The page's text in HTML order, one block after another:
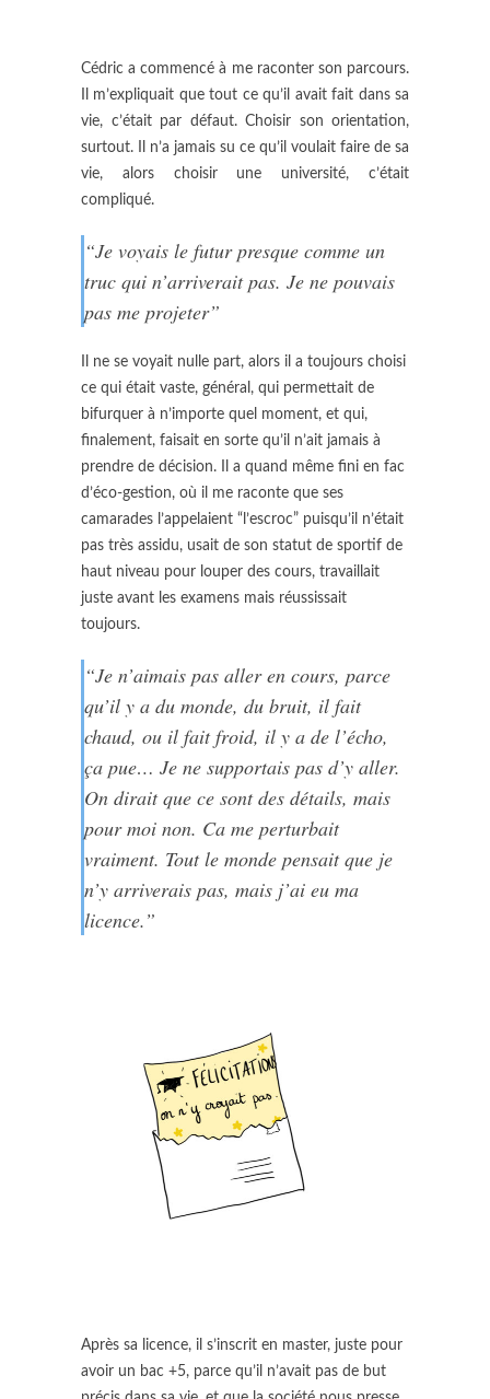
Cédric a commencé à me raconter son parcours.
Il m’expliquait que tout ce qu’il avait fait dans sa
vie, c’était par défaut. Choisir son orientation,
surtout. Il n’a jamais su ce qu’il voulait faire de sa
vie, alors choisir une université, c’était
compliqué.
“Je voyais le futur presque comme un
truc qui n’arriverait pas. Je ne pouvais
pas me projeter”
Il ne se voyait nulle part, alors il a toujours choisi
ce qui était vaste, général, qui permettait de
bifurquer à n’importe quel moment, et qui,
finalement, faisait en sorte qu’il n’ait jamais à
prendre de décision. Il a quand même fini en fac
d’éco-gestion, où il me raconte que ses
camarades l’appelaient “l’escroc” puisqu’il n’était
pas très assidu, usait de son statut de sportif de
haut niveau pour louper des cours, travaillait
juste avant les examens mais réussissait
toujours.
“Je n’aimais pas aller en cours, parce
qu’il y a du monde, du bruit, il fait
chaud, ou il fait froid, il y a de l’écho,
ça pue… Je ne supportais pas d’y aller.
On dirait que ce sont des détails, mais
pour moi non. Ca me perturbait
vraiment. Tout le monde pensait que je
n’y arriverais pas, mais j’ai eu ma
licence.”
Après sa licence, il s’inscrit en master, juste pour
avoir un bac +5, parce qu’il n’avait pas de but